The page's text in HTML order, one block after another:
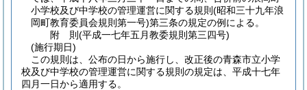
小学校及び中学校の管理運営に関する規則 (昭和三十九年浪
岡町教育委員会規則第一号)第三条の規定の例による。
附 則(平成一七年五月教委規則第三四号)
(施行期日)
この規則は、公布の日から施行し、改正後の青森市立小学
校及び中学校の管理運営に関する規則の規定は、平成十七年
四月一日から適用する。